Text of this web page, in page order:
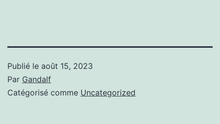
Publié le août 15, 2023
Par Gandalf
Catégorisé comme Uncategorized